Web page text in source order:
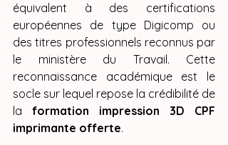
équivalent à des certifications
européennes de type Digicomp ou
des titres professionnels reconnus par
le ministère du Travail. Cette
reconnaissance académique est le
socle sur lequel repose la crédibilité de
la formation impression 3D CPF
imprimante offerte.